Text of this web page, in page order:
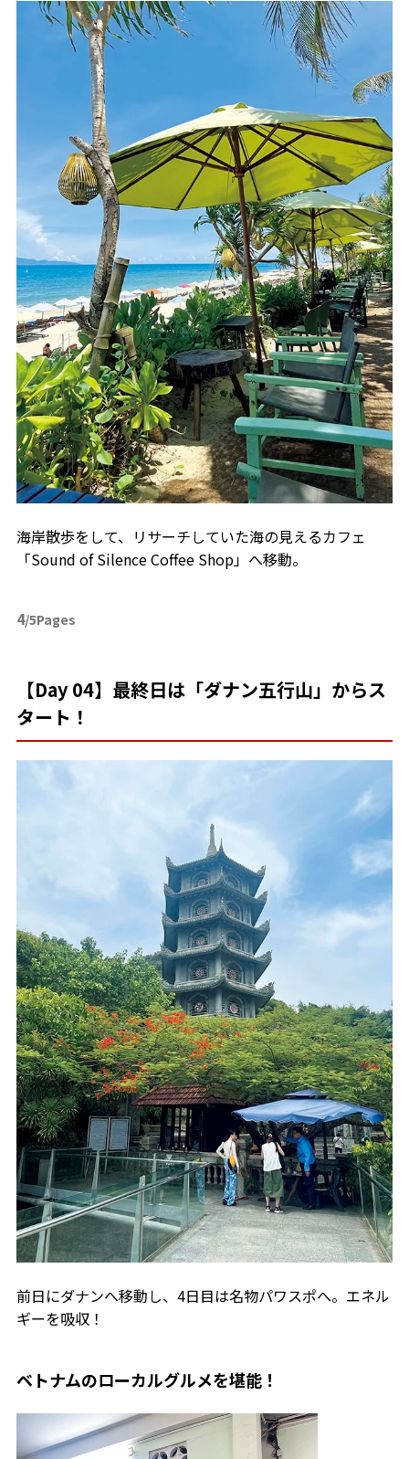
海岸散歩をして、リサーチしていた海の見えるカフェ
「Sound of Silence Coffee Shop」へ移動。
4/5Pages
【Day 04】最終日は「ダナン五行山」からス
タート！
前日にダナンへ移動し、4日目は名物パワスポへ。エネル
ギーを吸収！
ベトナムのローカルグルメを堪能！